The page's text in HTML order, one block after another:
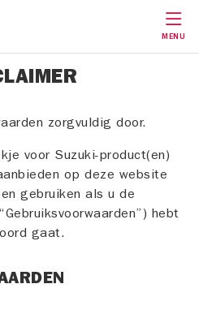
MENU
zorgvuldig door.
voor Suzuki-product(en)
op deze website
gebruiken als u de
hebt
gaat.